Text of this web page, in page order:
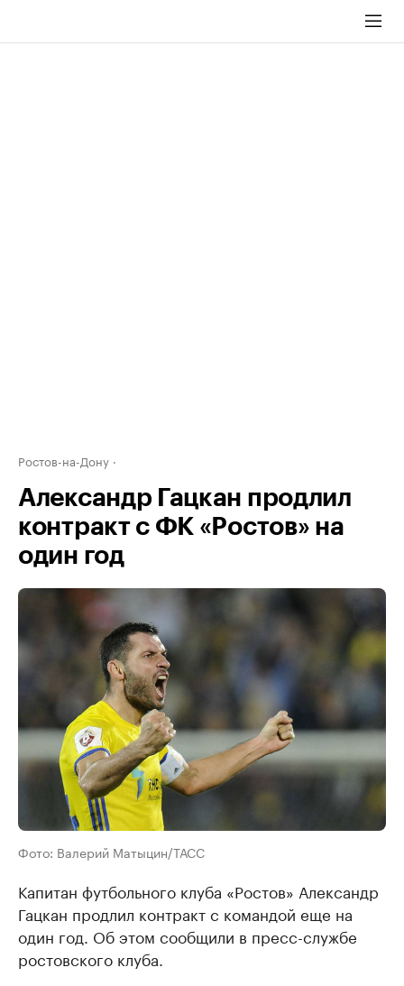
Ростов-на-Дону
Александр Гацкан продлил
контракт с ФК «Ростов» на
один год
Фото: Валерий Матыцин/ТАСС
Капитан футбольного клуба «Ростов» Александр
Гацкан продлил контракт с командой еще на
один год. Об этом сообщили в пресс-службе
ростовского клуба.